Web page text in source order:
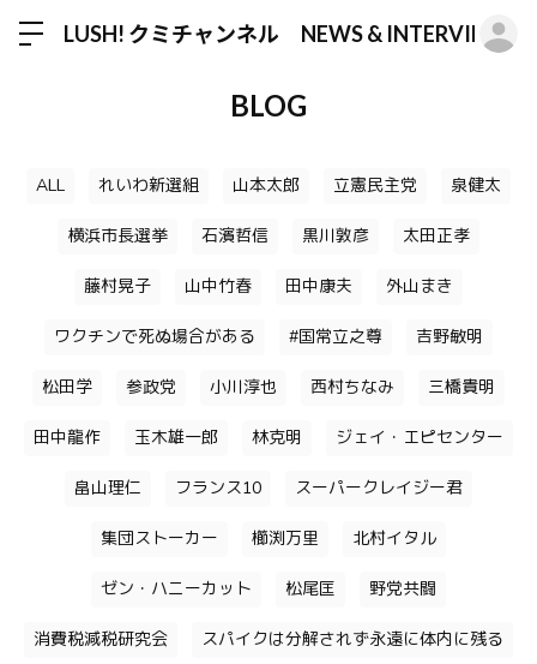
LUSH! クミチャンネル NEWS & INTERVIEW
BLOG
ALL れいわ新選組 山本太郎 立憲民主党 泉健太
横浜市長選挙 石濱哲信 黒川敦彦 太田正孝
藤村晃子 山中竹春 田中康夫 外山まき
ワクチンで死ぬ場合がある #国常立之尊 吉野敏明
松田学 参政党 小川淳也 西村ちなみ 三橋貴明
田中龍作 玉木雄一郎 林克明 ジェイ・エピセンター
畠山理仁 フランス10 スーパークレイジー君
集団ストーカー 櫛渕万里 北村イタル
ゼン・ハニーカット 松尾匡 野党共闘
消費税減税研究会 スパイクは分解されず永遠に体内に残る